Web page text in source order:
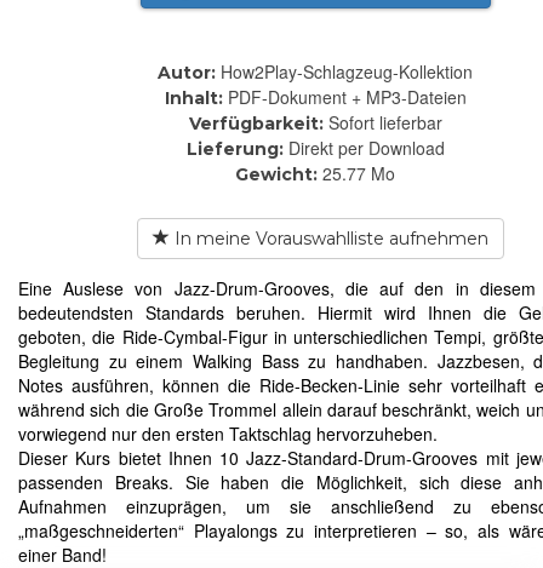
Autor: How2Play-Schlagzeug-Kollektion
Inhalt: PDF-Dokument + MP3-Dateien
Verfügbarkeit: Sofort lieferbar
Lieferung: Direkt per Download
Gewicht: 25.77 Mo
In meine Vorauswahlliste aufnehmen
Eine Auslese von Jazz-Drum-Grooves, die auf den in diesem
bedeutendsten Standards beruhen. Hiermit wird Ihnen die
geboten, die Ride-Cymbal-Figur in unterschiedlichen Tempi,
Begleitung zu einem Walking Bass zu handhaben. Jazzbesen,
Notes ausführen, können die Ride-Becken-Linie sehr vorteilhaft
während sich die Große Trommel allein darauf beschränkt, weich
vorwiegend nur den ersten Taktschlag hervorzuheben.
Dieser Kurs bietet Ihnen 10 Jazz-Standard-Drum-Grooves mit
passenden Breaks. Sie haben die Möglichkeit, sich diese
Aufnahmen einzuprägen, um sie anschließend zu
„maßgeschneiderten“ Playalongs zu interpretieren – so, als
einer Band!